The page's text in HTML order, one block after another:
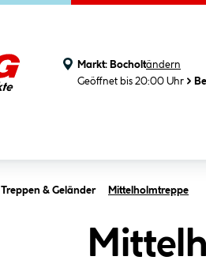
Markt: Bocholtändern
Geöffnet bis 20:00 Uhr
Treppen & Geländer Mittelholmtreppe